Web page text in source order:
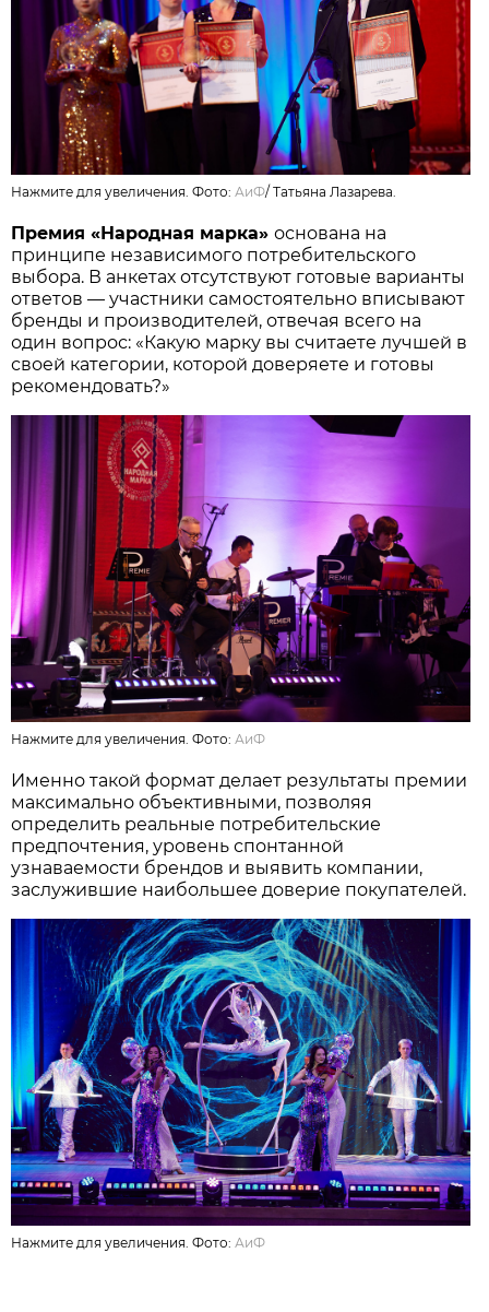
Нажмите для увеличения. Фото:АиФ/Татьяна Лазарева.
Премия «Народная марка»основана на
принципе независимого потребительского
выбора. В анкетах отсутствуют готовые варианты
ответов — участники самостоятельно вписывают
бренды и производителей, отвечая всего на
один вопрос: «Какую марку вы считаете лучшей в
своей категории, которой доверяете и готовы
рекомендовать?»
Нажмите для увеличения. Фото:АиФ
Именно такой формат делает результаты премии
максимально объективными, позволяя
определить реальные потребительские
предпочтения, уровень спонтанной
узнаваемости брендов и выявить компании,
заслужившие наибольшее доверие покупателей.
Нажмите для увеличения. Фото:АиФ